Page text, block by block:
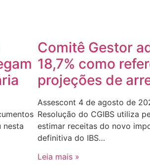
nesta
Comitê Gestor
18,7% como
projeções de
Assescont 4 de agosto de
Resolução do CGIBS utiliza
estimar receitas do novo
definitiva do IBS…
Leia mais »